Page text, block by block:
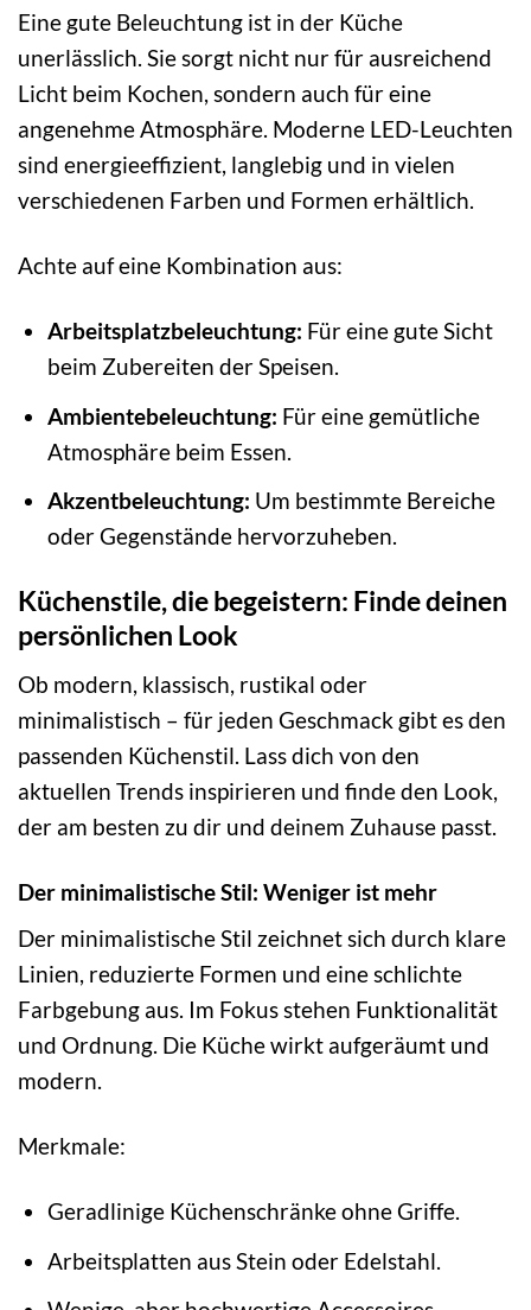
Eine gute Beleuchtung ist in der Küche
unerlässlich. Sie sorgt nicht nur für ausreichend
Licht beim Kochen, sondern auch für eine
angenehme Atmosphäre. Moderne LED-Leuchten
sind energieeffizient, langlebig und in vielen
verschiedenen Farben und Formen erhältlich.
Achte auf eine Kombination aus:
Arbeitsplatzbeleuchtung: Für eine gute Sicht
beim Zubereiten der Speisen.
Ambientebeleuchtung: Für eine gemütliche
Atmosphäre beim Essen.
Akzentbeleuchtung: Um bestimmte Bereiche
oder Gegenstände hervorzuheben.
Küchenstile, die begeistern: Finde deinen
persönlichen Look
Ob modern, klassisch, rustikal oder
minimalistisch – für jeden Geschmack gibt es den
passenden Küchenstil. Lass dich von den
aktuellen Trends inspirieren und finde den Look,
der am besten zu dir und deinem Zuhause passt.
Der minimalistische Stil: Weniger ist mehr
Der minimalistische Stil zeichnet sich durch klare
Linien, reduzierte Formen und eine schlichte
Farbgebung aus. Im Fokus stehen Funktionalität
und Ordnung. Die Küche wirkt aufgeräumt und
modern.
Merkmale:
Geradlinige Küchenschränke ohne Griffe.
Arbeitsplatten aus Stein oder Edelstahl.